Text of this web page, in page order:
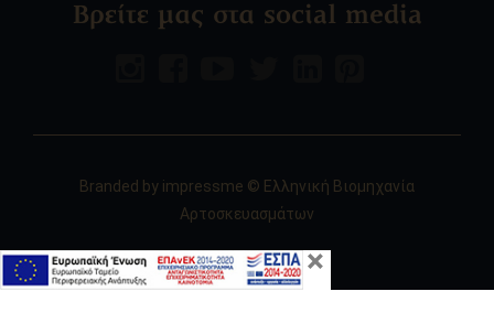
Βρείτε μας στα social media
Branded by impressme © Ελληνική Βιομηχανία
Αρτοσκευασμάτων
×